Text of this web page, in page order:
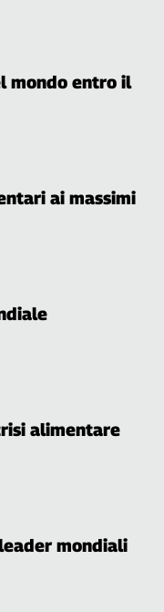
mondo entro il
ai massimi
alimentare
mondiali